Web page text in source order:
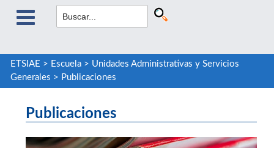
ETSIAE > Escuela> Unidades Administrativas y Servicios
Generales > Publicaciones
Publicaciones